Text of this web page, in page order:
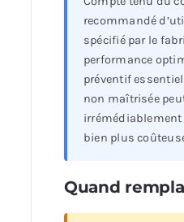
recommandé
spécifié par le
performance
préventif
non maîtrisée
irrémédiablement
bien plus
Quand